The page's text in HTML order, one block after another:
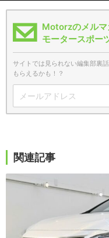
Motorzのメルマ
モータースポー
サイトでは見られない編集部裏
もらえるかも！？
関連記事